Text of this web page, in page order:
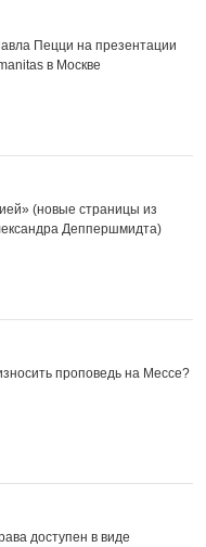
Пецци на презентации
в Москве
(новые страницы из
Деппершмидта)
проповедь на Мессе?
доступен в виде